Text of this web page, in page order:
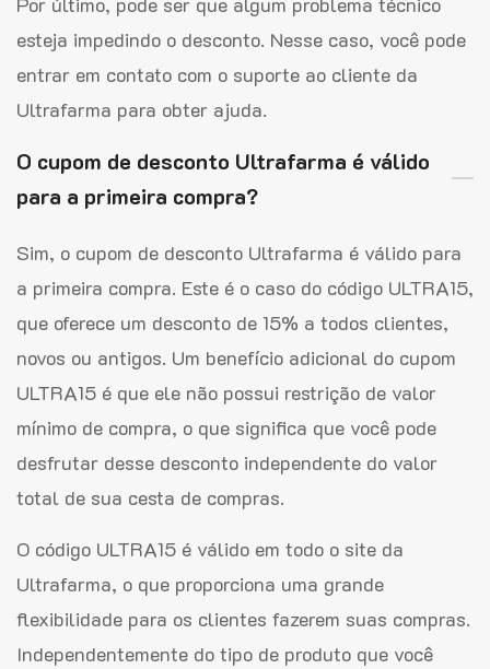
esteja impedindo o desconto. Nesse caso, você pode
entrar em contato com o suporte ao cliente da
Ultrafarma para obter ajuda.
O cupom de desconto Ultrafarma é válido
para a primeira compra?
Sim, o cupom de desconto Ultrafarma é válido para
a primeira compra. Este é o caso do código ULTRA15,
que oferece um desconto de 15% a todos clientes,
novos ou antigos. Um benefício adicional do cupom
ULTRA15 é que ele não possui restrição de valor
mínimo de compra, o que significa que você pode
desfrutar desse desconto independente do valor
total de sua cesta de compras.
O código ULTRA15 é válido em todo o site da
Ultrafarma, o que proporciona uma grande
flexibilidade para os clientes fazerem suas compras.
Independentemente do tipo de produto que você